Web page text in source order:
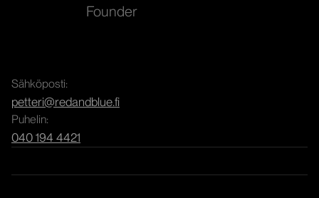
Founder
Sähköposti:
petteri@redandblue.fi
Puhelin:
040 194 4421